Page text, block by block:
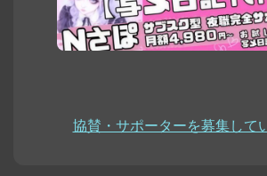
協賛・サポーターを募集して